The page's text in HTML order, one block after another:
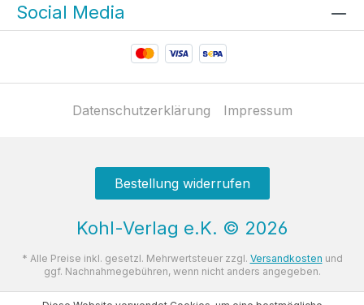
Social Media
Datenschutzerklärung Impressum
Bestellung widerrufen
Kohl-Verlag e.K. © 2026
* Alle Preise inkl. gesetzl. Mehrwertsteuer zzgl. Versandkosten und
ggf. Nachnahmegebühren, wenn nicht anders angegeben.